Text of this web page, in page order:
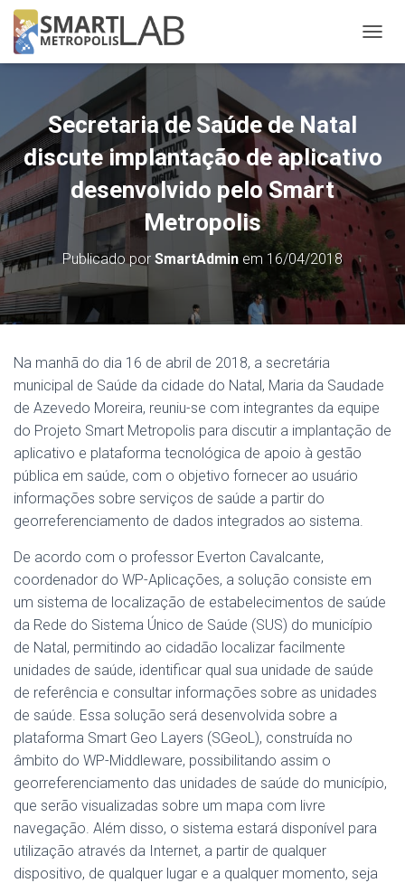
L
R
A
E
A
Ã
Secretaria de Saúde de Natal
discute implantação de aplicativo
desenvolvido pelo Smart
Metropolis
Publicado por SmartAdmin em 16/04/2018
Na manhã do dia 16 de abril de 2018, a secretária
municipal de Saúde da cidade do Natal, Maria da Saudade
de Azevedo Moreira, reuniu-se com integrantes da equipe
do Projeto Smart Metropolis para discutir a implantação de
aplicativo e plataforma tecnológica de apoio à gestão
pública em saúde, com o objetivo fornecer ao usuário
informações sobre serviços de saúde a partir do
georreferenciamento de dados integrados ao sistema.
De acordo com o professor Everton Cavalcante,
coordenador do WP-Aplicações, a solução consiste em
um sistema de localização de estabelecimentos de saúde
da Rede do Sistema Único de Saúde (SUS) do município
de Natal, permitindo ao cidadão localizar facilmente
unidades de saúde, identificar qual sua unidade de saúde
de referência e consultar informações sobre as unidades
de saúde. Essa solução será desenvolvida sobre a
plataforma Smart Geo Layers (SGeoL), construída no
âmbito do WP-Middleware, possibilitando assim o
georreferenciamento das unidades de saúde do município,
que serão visualizadas sobre um mapa com livre
navegação. Além disso, o sistema estará disponível para
utilização através da Internet, a partir de qualquer
dispositivo, de qualquer lugar e a qualquer momento, seja